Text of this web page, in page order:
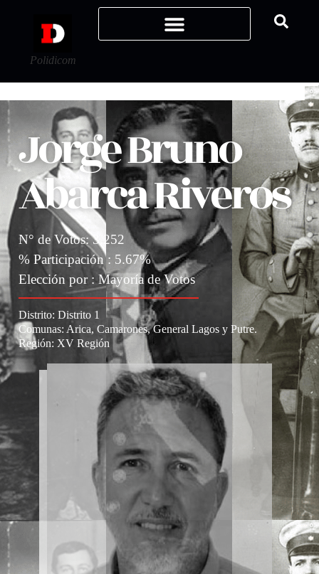
Polidicom
Jorge Bruno
Abarca Riveros
N° de Votos: 3.252
% Participación : 5.67%
Elección por : Mayoría de Votos
Distrito: Distrito 1
Comunas: Arica, Camarones, General Lagos y Putre.
Región: XV Región